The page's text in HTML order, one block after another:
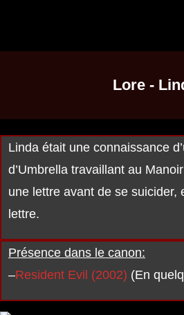
Lore -
Linda était une connaissance
d’Umbrella travaillant au
une lettre avant de se suicider,
lettre.
Présence dans le canon:
–Resident Evil (2002) (En